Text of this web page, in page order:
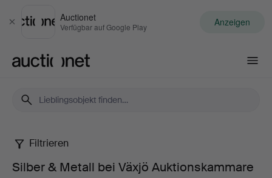
Schließen
Auctionet
Verfügbar auf Google Play Anzeigen
Silber
Filtrieren
Silber & Metall bei Växjö Auktionskammare